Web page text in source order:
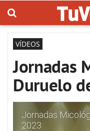
VÍDEOS
Jornadas
Duruelo
Jornadas
2023